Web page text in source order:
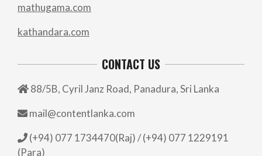
mathugama.com
kathandara.com
CONTACT US
88/5B, Cyril Janz Road, Panadura, Sri Lanka
mail@contentlanka.com
(+94) 077 1734470(Raj) / (+94) 077 1229191
(Para)